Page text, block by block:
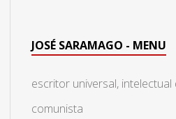
JOSÉ SARAMAGO - MENU
escritor universal, intelectual
comunista